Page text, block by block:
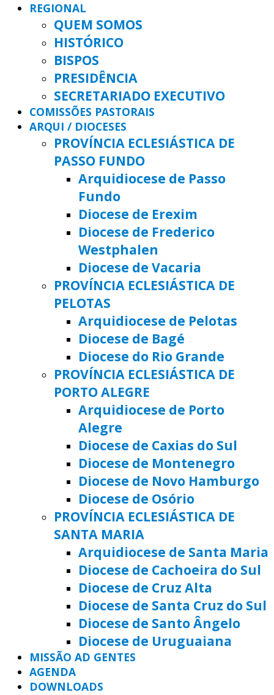
REGIONAL
QUEM SOMOS
HISTÓRICO
BISPOS
PRESIDÊNCIA
SECRETARIADO EXECUTIVO
COMISSÕES PASTORAIS
ARQUI / DIOCESES
PROVÍNCIA ECLESIÁSTICA DE
PASSO FUNDO
Arquidiocese de Passo
Fundo
Diocese de Erexim
Diocese de Frederico
Westphalen
Diocese de Vacaria
PROVÍNCIA ECLESIÁSTICA DE
PELOTAS
Arquidiocese de Pelotas
Diocese de Bagé
Diocese do Rio Grande
PROVÍNCIA ECLESIÁSTICA DE
PORTO ALEGRE
Arquidiocese de Porto
Alegre
Diocese de Caxias do Sul
Diocese de Montenegro
Diocese de Novo Hamburgo
Diocese de Osório
PROVÍNCIA ECLESIÁSTICA DE
SANTA MARIA
Arquidiocese de Santa Maria
Diocese de Cachoeira do Sul
Diocese de Cruz Alta
Diocese de Santa Cruz do Sul
Diocese de Santo Ângelo
Diocese de Uruguaiana
MISSÃO AD GENTES
AGENDA
DOWNLOADS